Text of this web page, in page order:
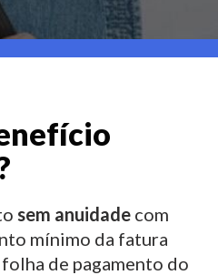
sem anuidade com
mínimo da fatura
de pagamento do